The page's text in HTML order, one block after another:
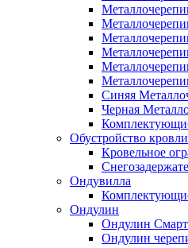
Синяя
Черная
Обустройство кровли
Кровельное
Ондувилла
Ондулин
Ондулин Смарт
Ондулин